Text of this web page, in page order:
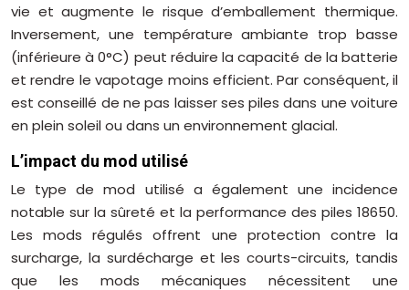
vie et augmente le risque d’emballement thermique.
Inversement, une température ambiante trop basse
(inférieure à 0°C) peut réduire la capacité de la batterie
et rendre le vapotage moins efficient. Par conséquent, il
est conseillé de ne pas laisser ses piles dans une voiture
en plein soleil ou dans un environnement glacial.
L’impact du mod utilisé
Le type de mod utilisé a également une incidence
notable sur la sûreté et la performance des piles 18650.
Les mods régulés offrent une protection contre la
surcharge, la surdécharge et les courts-circuits, tandis
que les mods mécaniques nécessitent une